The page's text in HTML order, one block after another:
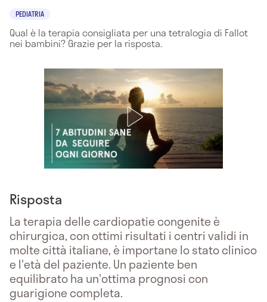
PEDIATRIA
Qual è la terapia consigliata per una tetralogia di Fallot
nei bambini? Grazie per la risposta.
Risposta
La terapia delle cardiopatie congenite è
chirurgica, con ottimi risultati i centri validi in
molte città italiane, è importane lo stato clinico
e l'età del paziente. Un paziente ben
equilibrato ha un'ottima prognosi con
guarigione completa.